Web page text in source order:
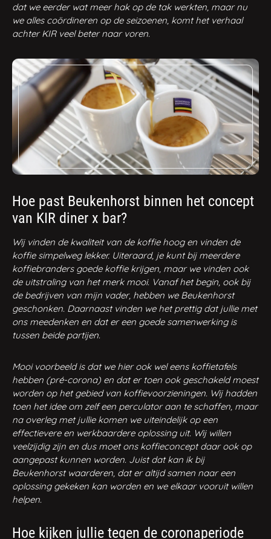
dat we eerder wat meer hak op de tak werkten, maar nu
we alles coördineren op de seizoenen, komt het verhaal
achter KIR veel beter naar voren.
Hoe past Beukenhorst binnen het concept
van KIR diner x bar?
Wij vinden de kwaliteit van de koffie hoog en vinden de
koffie simpelweg lekker. Uiteraard, je kunt bij meerdere
koffiebranders goede koffie krijgen, maar we vinden ook
de uitstraling van het merk mooi. Vanaf het begin, ook bij
de bedrijven van mijn vader, hebben we Beukenhorst
geschonken. Daarnaast vinden we het prettig dat jullie met
ons meedenken en dat er een goede samenwerking is
tussen beide partijen.
Mooi voorbeeld is dat we hier ook wel eens koffietafels
hebben (pré-corona) en dat er toen ook geschakeld moest
worden op het gebied van koffievoorzieningen. Wij hadden
toen het idee om zelf een perculator aan te schaffen, maar
na overleg met jullie komen we uiteindelijk op een
effectievere en werkbaardere oplossing uit. Wij willen
veelzijdig zijn en dus moet ons koffieconcept daar ook op
aangepast kunnen worden. Juist dat kan ik bij
Beukenhorst waarderen, dat er altijd samen naar een
oplossing gekeken kan worden en we elkaar vooruit willen
helpen.
Hoe kijken jullie tegen de coronaperiode